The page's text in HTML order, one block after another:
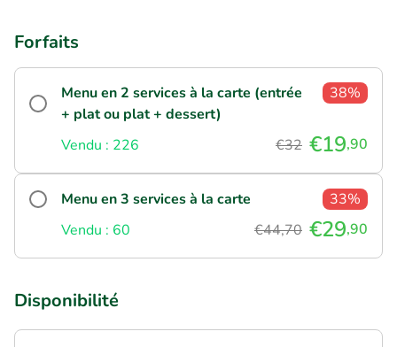
Forfaits
Menu en 2 services à la carte (entrée
+ plat ou plat + dessert)
38%
Vendu : 226 €32 €19,90
Menu en 3 services à la carte
33%
Vendu : 60
€44,70 €29,90
Disponibilité